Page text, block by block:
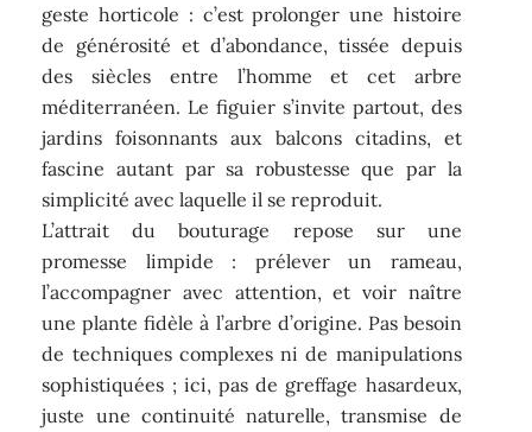
geste horticole : c’est prolonger une histoire
de générosité et d’abondance, tissée depuis
des siècles entre l’homme et cet arbre
méditerranéen. Le figuier s’invite partout, des
jardins foisonnants aux balcons citadins, et
fascine autant par sa robustesse que par la
simplicité avec laquelle il se reproduit.
L’attrait du bouturage repose sur une
promesse limpide : prélever un rameau,
l’accompagner avec attention, et voir naître
une plante fidèle à l’arbre d’origine. Pas besoin
de techniques complexes ni de manipulations
sophistiquées ; ici, pas de greffage hasardeux,
juste une continuité naturelle, transmise de